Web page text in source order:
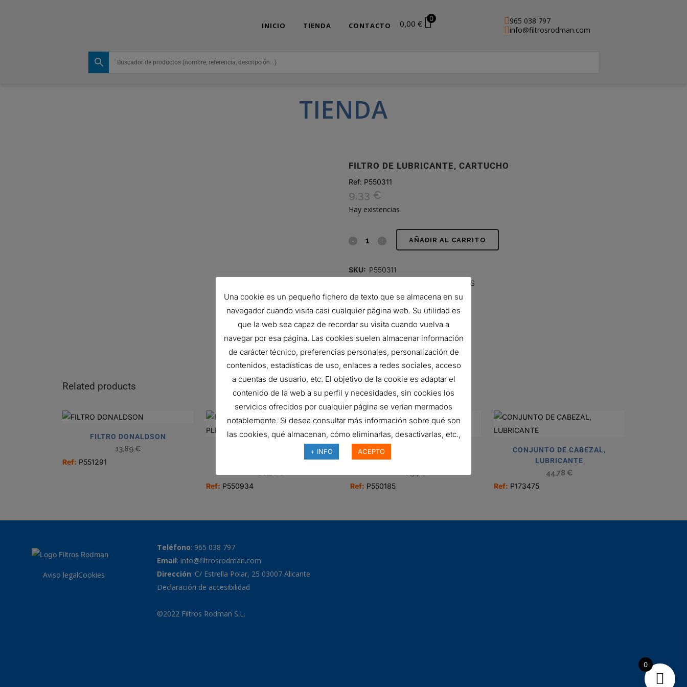
965 038 797
info@filtrosrodman.com
INICIO TIENDA CONTACTO 0,00 €
0
TIENDA
FILTRO DE LUBRICANTE, CARTUCHO
Ref: P550311
9,33 €
Hay existencias
FILTRO
LUBRICANTE,
CARTUCHO
quantity
AÑADIR AL CARRITO
SKU: P550311
LUBRICANTES
Related products
FILTRO DONALDSON
13,89 €
Ref: P551291
FILTRO DE LUBRICANTE,
FLUJO PLENO SPIN-ON
Ref: P550934
FILTRO DE LUBRICANTE,
Ref: P550185
CONJUNTO DE CABEZAL,
LUBRICANTE
44,78 €
Ref: P173475
Aviso legalCookies
Teléfono: 965 038 797
Email: info@filtrosrodman.com
Dirección: C/ Estrella Polar, 25 03007 Alicante
Declaración de accesibilidad
©2022 Filtros Rodman S.L.
Una cookie es un pequeño fichero de texto que se almacena en su
navegador cuando visita casi cualquier página web. Su utilidad es
que la web sea capaz de recordar su visita cuando vuelva a
navegar por esa página. Las cookies suelen almacenar información
de carácter técnico, preferencias personales, personalización de
contenidos, estadísticas de uso, enlaces a redes sociales, acceso
a cuentas de usuario, etc. El objetivo de la cookie es adaptar el
contenido de la web a su perfil y necesidades, sin cookies los
servicios ofrecidos por cualquier página se verían mermados
notablemente. Si desea consultar más información sobre qué son
las cookies, qué almacenan, cómo eliminarlas, desactivarlas, etc.,
+ INFO ACEPTO
0